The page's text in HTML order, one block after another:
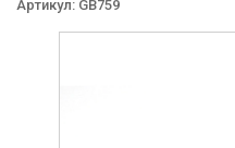
Артикул: GB759